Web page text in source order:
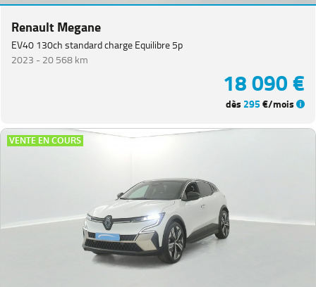
Renault Megane
EV40 130ch standard charge Equilibre 5p
2023 -20 568 km
18 090 €
dès 295€/mois
VENTE EN COURS